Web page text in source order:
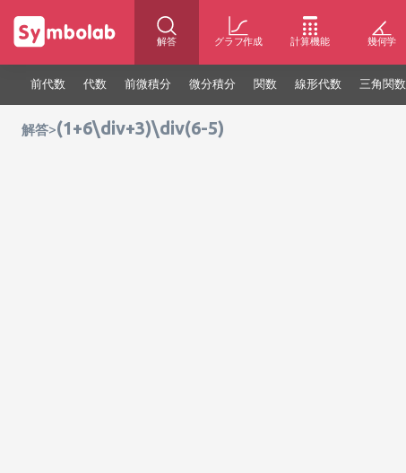
解答 グラフ作成 計算機能 幾何学
前代数 代数 前微積分 微分積分 関数 線形代数 三角関数
解答>(1+6\div+3)\div(6-5)